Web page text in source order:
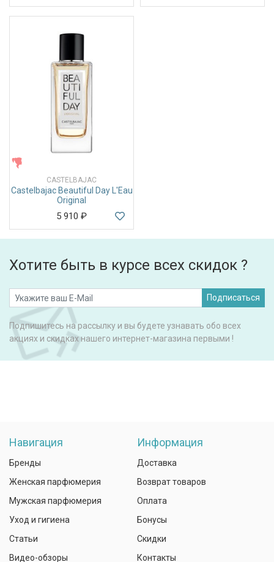
CASTELBAJAC
Castelbajac Beautiful Day L'Eau
Original
5 910 ₽
Хотите быть в курсе всех скидок ?
Подписаться
Подпишитесь на рассылку и вы будете узнавать обо всех
акциях и скидках нашего интернет-магазина первыми !
Навигация
Бренды
Женская парфюмерия
Мужская парфюмерия
Уход и гигиена
Статьи
Видео-обзоры
Информация
Доставка
Возврат товаров
Оплата
Бонусы
Скидки
Контакты